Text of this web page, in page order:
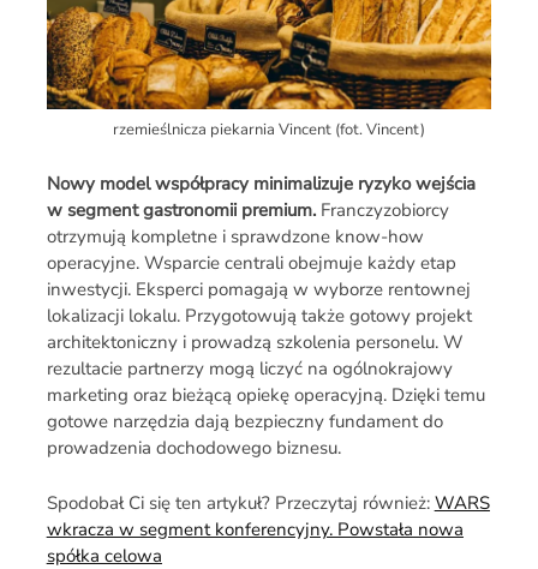
rzemieślnicza piekarnia Vincent (fot. Vincent)
Nowy model współpracy minimalizuje ryzyko wejścia
w segment gastronomii premium.Franczyzobiorcy
otrzymują kompletne i sprawdzone know-how
operacyjne. Wsparcie centrali obejmuje każdy etap
inwestycji. Eksperci pomagają w wyborze rentownej
lokalizacji lokalu. Przygotowują także gotowy projekt
architektoniczny i prowadzą szkolenia personelu. W
rezultacie partnerzy mogą liczyć na ogólnokrajowy
marketing oraz bieżącą opiekę operacyjną. Dzięki temu
gotowe narzędzia dają bezpieczny fundament do
prowadzenia dochodowego biznesu.
Spodobał Ci się ten artykuł? Przeczytaj również: WARS
wkracza w segment konferencyjny. Powstała nowa
spółka celowa